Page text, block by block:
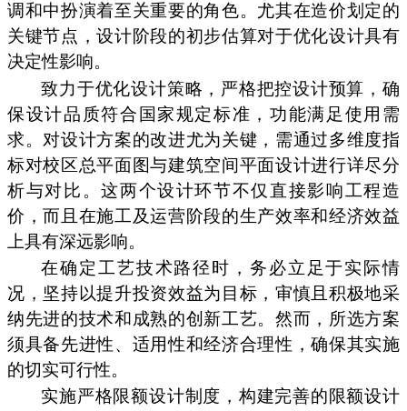
调和中扮演着至关重要的角色。尤其在造价划定的
关键节点，设计阶段的初步估算对于优化设计具有
决定性影响。
致力于优化设计策略，严格把控设计预算，确
保设计品质符合国家规定标准，功能满足使用需
求。对设计方案的改进尤为关键，需通过多维度指
标对校区总平面图与建筑空间平面设计进行详尽分
析与对比。这两个设计环节不仅直接影响工程造
价，而且在施工及运营阶段的生产效率和经济效益
上具有深远影响。
在确定工艺技术路径时，务必立足于实际情
况，坚持以提升投资效益为目标，审慎且积极地采
纳先进的技术和成熟的创新工艺。然而，所选方案
须具备先进性、适用性和经济合理性，确保其实施
的切实可行性。
实施严格限额设计制度，构建完善的限额设计